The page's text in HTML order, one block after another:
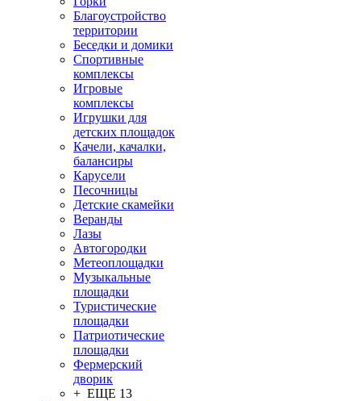
Благоустройство
территории
Беседки и домики
Спортивные
комплексы
Игровые
комплексы
Игрушки для
детских площадок
Качели, качалки,
балансиры
Карусели
Песочницы
Детские скамейки
Веранды
Лазы
Автогородки
Метеоплощадки
Музыкальные
площадки
Туристические
площадки
Патриотические
площадки
Фермерский
дворик
+ ЕЩЕ 13